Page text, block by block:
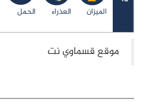
الميزان العذراء الحمل